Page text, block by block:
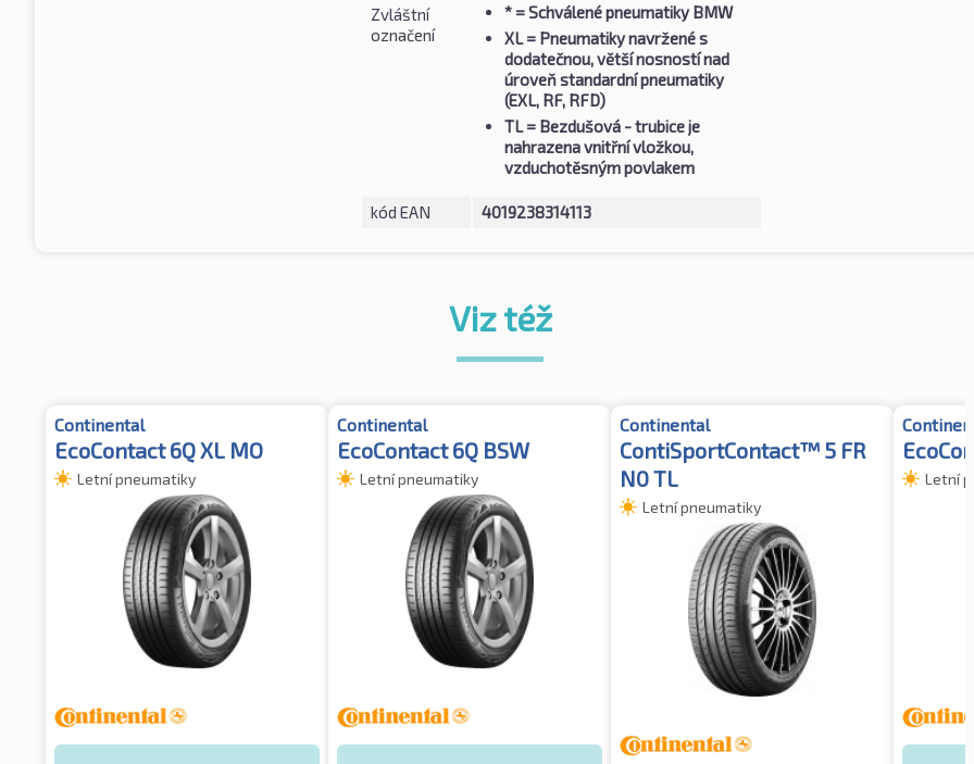
Zvláštní
označení
*= Schválené pneumatiky BMW
XL= Pneumatiky navržené s
dodatečnou, větší nosností nad
úroveň standardní pneumatiky
(EXL, RF, RFD)
TL= Bezdušová - trubice je
nahrazena vnitřní vložkou,
vzduchotěsným povlakem
kód EAN 4019238314113
Viz též
Continental
EcoContact 6Q XL MO
Letní pneumatiky
Continental
EcoContact 6Q BSW
Letní pneumatiky
Continental
ContiSportContact™ 5 FR
N0 TL
Letní pneumatiky
Letní